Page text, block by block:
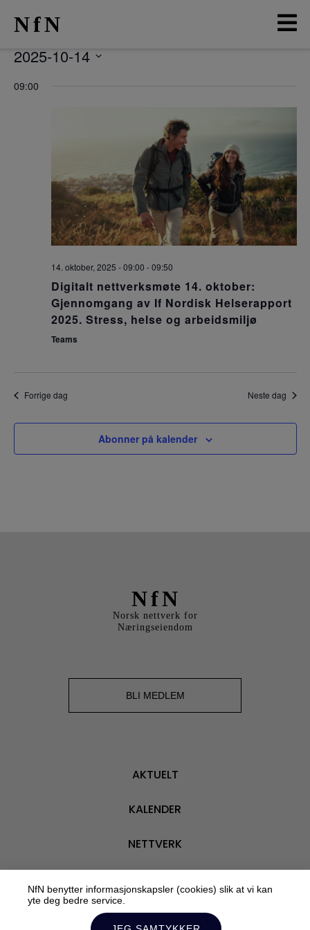
ARRANGEMENTER
NETTVERK
MEDLEMMER
OM OSS
NfN
2025-10-14
dato.
09:00
14. oktober, 2025 - 09:00 -09:50
Digitalt nettverksmøte 14. oktober:
Gjennomgang av If Nordisk Helserapport
2025. Stress, helse og arbeidsmiljø
Teams
Forrige dag Neste dag
Abonner på kalender
NfN
Norsk nettverk for
Næringseiendom
BLI MEDLEM
AKTUELT
KALENDER
NETTVERK
OM OSS
NfN benytter informasjonskapsler (cookies) slik at vi kan
yte deg bedre service.